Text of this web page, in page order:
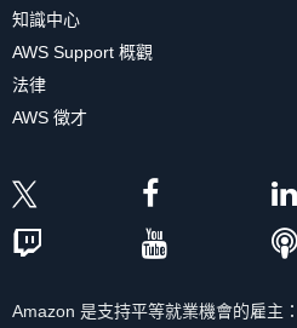
知識中心
AWS Support 概觀
法律
AWS 徵才
Amazon 是支持平等就業機會的雇主：